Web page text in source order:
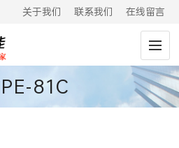
关于我们 联系我们 在线留言
81C